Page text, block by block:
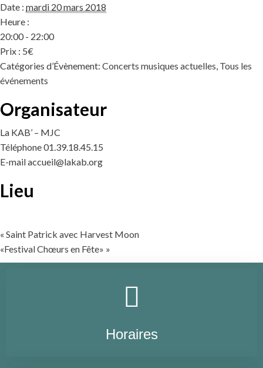
Date : mardi 20 mars 2018
Heure :
20:00 - 22:00
Prix : 5€
Catégories d’Évènement: Concerts musiques actuelles, Tous les
événements
Organisateur
La KAB’ – MJC
Téléphone01.39.18.45.15
E-mailaccueil@lakab.org
Lieu
« Saint Patrick avec Harvest Moon
«Festival Chœurs en Fête» »
Horaires